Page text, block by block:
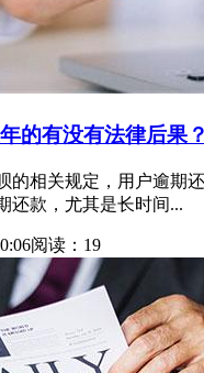
的有没有法律后果？
的相关规定，用户逾期
还款，尤其是长时间...
阅读：19